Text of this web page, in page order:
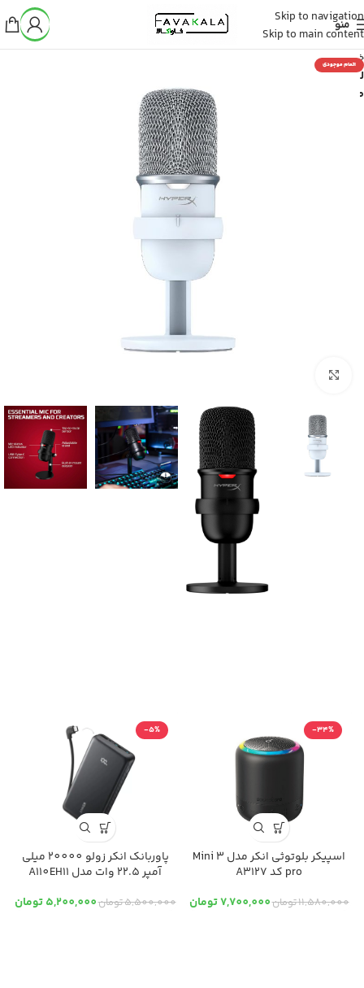
Skip to navigation
Skip to main content
منو
خانه
لوازم
صوتی
اتمام موجودی
-34%
اسپیکر بلوتوثی انکر مدل Mini 3
pro کد A3127
11,580,000تومان7,700,000تومان
-5%
پاوربانک انکر زولو 20000 میلی
آمپر 22.5 وات مدل A110EH11
5,500,000تومان5,200,000 تومان